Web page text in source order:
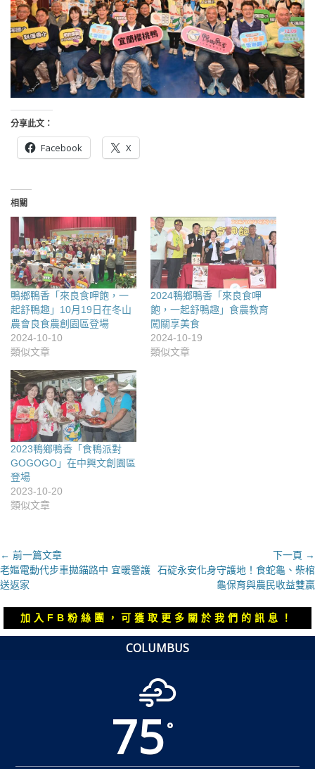
分享此文：
Facebook X
相關
鴨鄉鴨香「來良食呷飽，一
起舒鴨趣」10月19日在冬山
農會良食農創園區登場
2024-10-10
類似文章
2024鴨鄉鴨香「來良食呷
飽，一起舒鴨趣」食農教育
闖關享美食
2024-10-19
類似文章
2023鴨鄉鴨香「食鴨派對
GOGOGO」在中興文創園區
登場
2023-10-20
類似文章
文
章
導
覽
← 前一篇文章
上
一
章：
老嫗電動代步車拋錨路中 宜暖警護
送返家
下一頁 →
下
文
章：
石碇永安化身守護地！食蛇龜、柴棺
龜保育與農民收益雙贏
加入FB粉絲團，可獲取更多關於我們的訊息！
COLUMBUS
75°